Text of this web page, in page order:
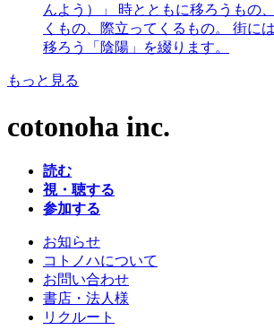
んよう）」 時とともに移ろうもの
くもの、際立ってくるもの。 街に
移ろう「陰陽」を綴ります。
もっと見る
cotonoha inc.
読む
視・聴する
参加する
お知らせ
コトノハについて
お問い合わせ
書店・法人様
リクルート